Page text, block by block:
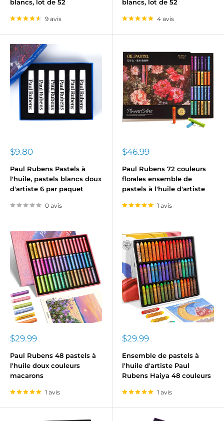
blancs, lot de 52
9 avis
blancs, lot de 52
4 avis
Prix
$9.80
Paul Rubens Pastels à
l'huile, pastels blancs doux
d'artiste 6 par paquet
0 avis
Prix
$46.99
Paul Rubens 72 couleurs
florales ensemble de
pastels à l'huile d'artiste
1 avis
Prix
$29.99
Paul Rubens 48 pastels à
l'huile doux couleurs
macarons
1 avis
Prix
$29.99
Ensemble de pastels à
l'huile d'artiste Paul
Rubens Haiya 48 couleurs
1 avis